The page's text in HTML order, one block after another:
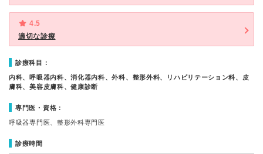
4.5
適切な診療
診療科目：
内科、呼吸器内科、消化器内科、外科、整形外科、リハビリテーション科、皮
膚科、美容皮膚科、健康診断
専門医・資格：
呼吸器専門医、整形外科専門医
診療時間